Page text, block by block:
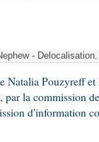
-
Pouzyreff
la commission
d'information